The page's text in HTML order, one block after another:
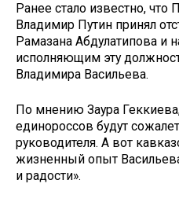
Ранее стало известно, что
Владимир Путин принял
Рамазана Абдулатипова и
исполняющим эту
Владимира Васильева.
По мнению Заура
единороссов будут
руководителя. А вот
жизненный опыт
и радости».